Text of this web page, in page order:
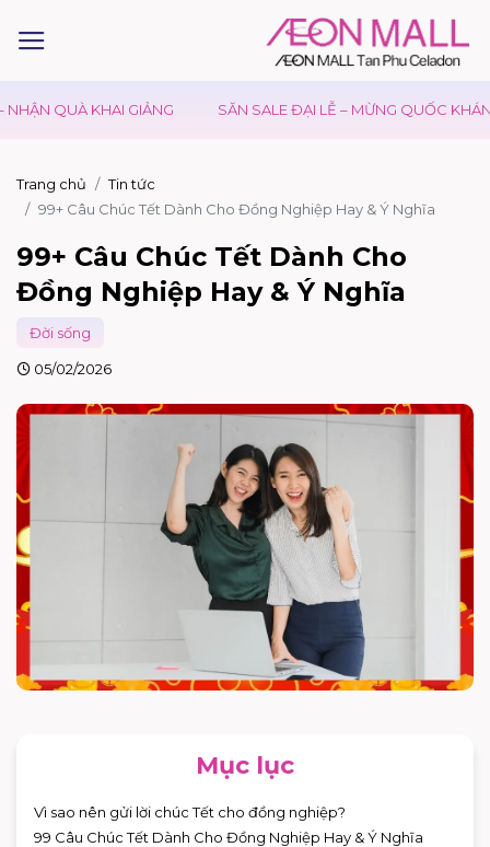
QUÀ KHAI GIẢNG SĂN SALE ĐẠI LỄ – MỪNG QUỐC KHÁNH 02/
Trang chủ
Tin tức
99+ Câu Chúc Tết Dành Cho Đồng Nghiệp Hay & Ý Nghĩa
99+ Câu Chúc Tết Dành Cho
Đồng Nghiệp Hay & Ý Nghĩa
Đời sống
05/02/2026
Mục lục
Vì sao nên gửi lời chúc Tết cho đồng nghiệp?
99 Câu Chúc Tết Dành Cho Đồng Nghiệp Hay & Ý Nghĩa